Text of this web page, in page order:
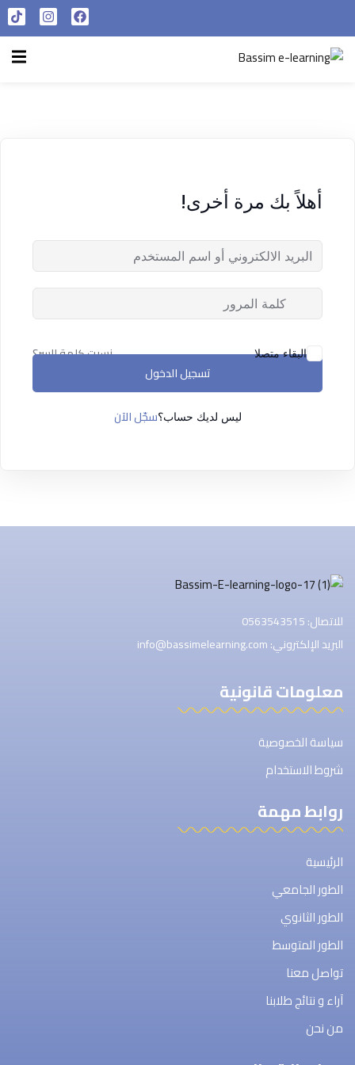
من نحن
أهلاً بك مرة أخرى!
البقاء متصلا
نسيت كلمة السر؟
تسجيل الدخول
ليس لديك حساب؟سجّل الآن
للاتصال: 0563543515
البريد الإلكتروني: info@bassimelearning.com
معلومات قانونية
سياسة الخصوصية
شروط الاستخدام
روابط مهمة
الرئيسية
الطور الجامعي
الطور الثانوي
الطور المتوسط
تواصل معنا
آراء و نتائج طلابنا
من نحن
تسجيل الدخول التسجيل الآن
تذكر لي فقدت كلمة المرور الخاصة بك ؟
التسجيل الآن
ليس لديك حساب ؟تسجيل الدخول